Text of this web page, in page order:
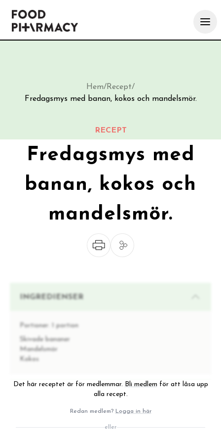
Hem/Recept/
Fredagsmys med banan, kokos och mandelsmör.
RECEPT
Fredagsmys med
banan, kokos och
mandelsmör.
INGREDIENSER
Portioner:
1 portion
Skivade bananer
Mandelsmör
Kokos
1
Öppna kylen och ta ut en tallrik med skivade
Det här receptet är för medlemmar. Bli medlem för att låsa upp
alla recept.
Redan medlem? Logga in här
eller